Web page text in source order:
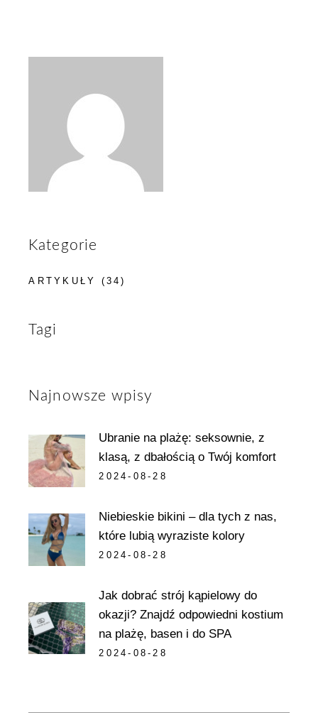
Kategorie
ARTYKUŁY (34)
Tagi
Najnowsze wpisy
Ubranie na plażę: seksownie, z
klasą, z dbałością o Twój komfort
2024-08-28
Niebieskie bikini – dla tych z nas,
które lubią wyraziste kolory
2024-08-28
Jak dobrać strój kąpielowy do
okazji? Znajdź odpowiedni kostium
na plażę, basen i do SPA
2024-08-28